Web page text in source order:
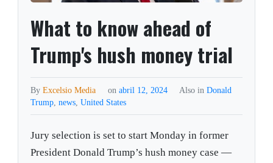
What to know ahead of
Trump's hush money trial
ByExcelsio Media on abril 12, 2024 Also in Donald
Trump,news,United States
Jury selection is set to start Monday in former
President Donald Trump’s hush money case —